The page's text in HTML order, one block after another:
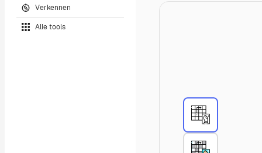
Verkennen
Alle tools